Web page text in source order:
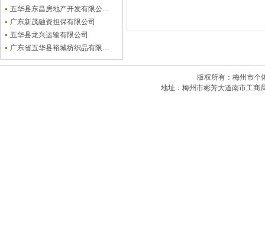
五华县东昌房地产开发有限公…
广东新茂融资担保有限公司
五华县龙兴运输有限公司
广东省五华县裕城纺织品有限…
版权所有：梅州市
地址：梅州市彬芳大道南市工商